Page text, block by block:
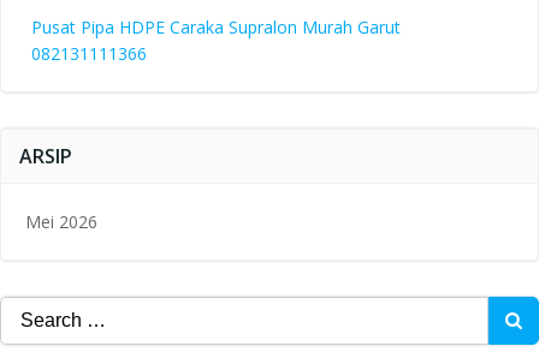
Pusat Pipa HDPE Caraka Supralon Murah Garut
082131111366
ARSIP
Mei 2026
Search
for: